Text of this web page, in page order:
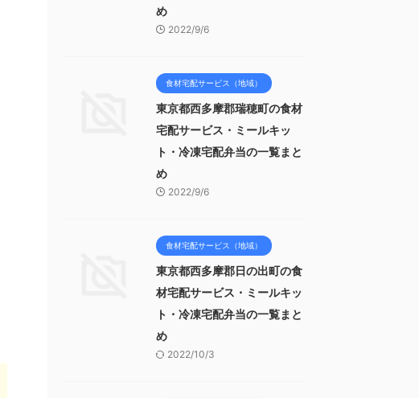
め
2022/9/6
食材宅配サービス（地域）
東京都西多摩郡瑞穂町の食材
宅配サービス・ミールキッ
ト・冷凍宅配弁当の一覧まと
め
2022/9/6
食材宅配サービス（地域）
東京都西多摩郡日の出町の食
材宅配サービス・ミールキッ
ト・冷凍宅配弁当の一覧まと
め
2022/10/3